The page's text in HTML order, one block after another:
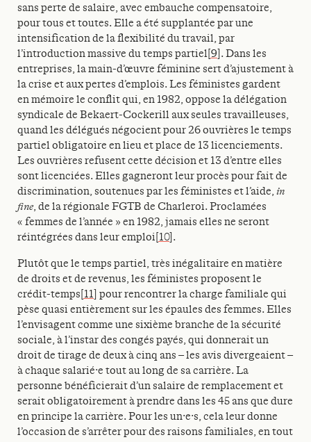
sans perte de salaire, avec embauche compensatoire,
pour tous et toutes. Elle a été supplantée par une
intensification de la flexibilité du travail, par
l’introduction massive du temps partiel [9] . Dans les
entreprises, la main-d’œuvre féminine sert d’ajustement à
la crise et aux pertes d’emplois. Les féministes gardent
en mémoire le conflit qui, en 1982, oppose la délégation
syndicale de Bekaert-Cockerill aux seules travailleuses,
quand les délégués négocient pour 26 ouvrières le temps
partiel obligatoire en lieu et place de 13 licenciements.
Les ouvrières refusent cette décision et 13 d’entre elles
sont licenciées. Elles gagneront leur procès pour fait de
discrimination, soutenues par les féministes et l’aide, in
fine, de la régionale FGTB de Charleroi. Proclamées
« femmes de l’année » en 1982, jamais elles ne seront
réintégrées dans leur emploi [10] .
Plutôt que le temps partiel, très inégalitaire en matière
de droits et de revenus, les féministes proposent le
crédit-temps [11] pour rencontrer la charge familiale qui
pèse quasi entièrement sur les épaules des femmes. Elles
l’envisagent comme une sixième branche de la sécurité
sociale, à l’instar des congés payés, qui donnerait un
droit de tirage de deux à cinq ans – les avis divergeaient –
à chaque salarié·e tout au long de sa carrière. La
personne bénéficierait d’un salaire de remplacement et
serait obligatoirement à prendre dans les 45 ans que dure
en principe la carrière. Pour les un·e·s, cela leur donne
l’occasion de s’arrêter pour des raisons familiales, en tout